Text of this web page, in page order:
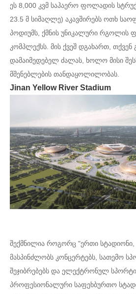
ეს 8,000 კვმ საჰაერო ფოლადის
23.5 მ სიმაღლე) აკავშირებს ოთხ
პოდიუმს, ქმნის უნიკალური რგოლის
კომპლექსს. მის ქვეშ დგახართ,
დამაიმედებელ ძალას, ხოლო მისი
მშენებლების თანდაყოლილობას.
Jinan Yellow River Stadium
შექმნილია როგორც "ერთი სტადიონი,
მასპინძლობს კონცერტებს, სათემო
შეჯიბრებებს და ელექტრონულ
პროფესიონალური საფეხბურთო